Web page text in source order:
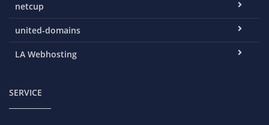
netcup
united-domains
LA Webhosting
SERVICE